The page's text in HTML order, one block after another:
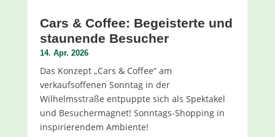
Cars & Coffee: Begeisterte und
staunende Besucher
14. Apr. 2026
Das Konzept „Cars & Coffee“ am
verkaufsoffenen Sonntag in der
Wilhelmsstraße entpuppte sich als Spektakel
und Besuchermagnet! Sonntags-Shopping in
inspirierendem Ambiente!